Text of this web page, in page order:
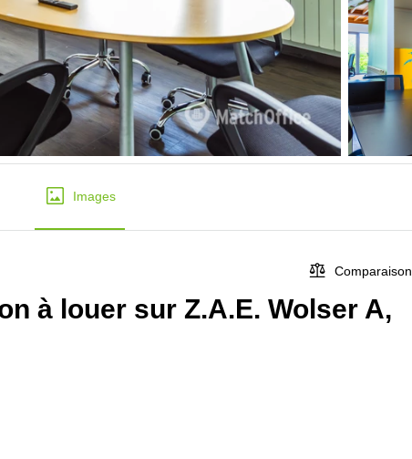
Images
Comparaison
à louer sur Z.A.E. Wolser A,